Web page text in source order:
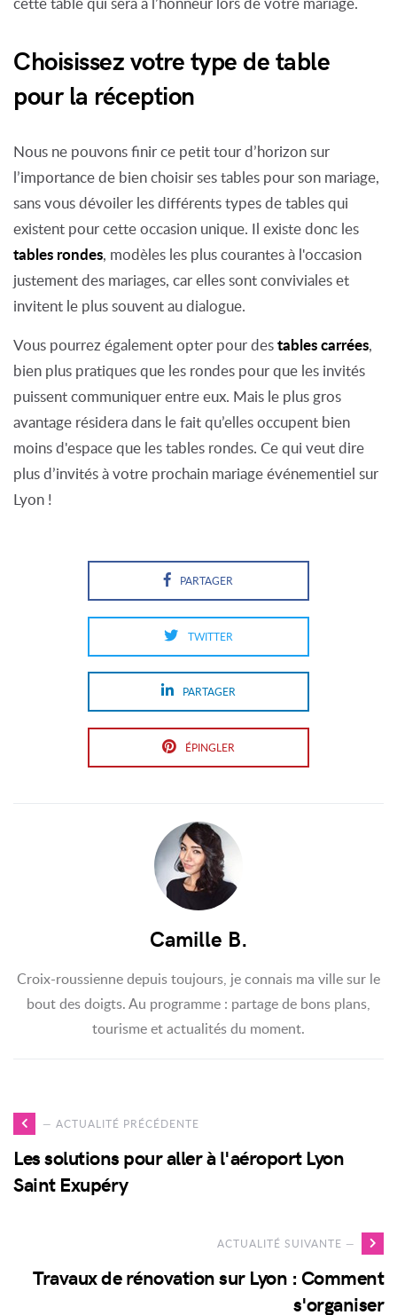
Choisissez votre type de table
pour la réception
Nous ne pouvons finir ce petit tour d’horizon sur
l’importance de bien choisir ses tables pour son mariage,
sans vous dévoiler les différents types de tables qui
existent pour cette occasion unique. Il existe donc les
tables rondes, modèles les plus courantes à l'occasion
justement des mariages, car elles sont conviviales et
invitent le plus souvent au dialogue.
Vous pourrez également opter pour destables carrées,
bien plus pratiques que les rondes pour que les invités
puissent communiquer entre eux. Mais le plus gros
avantage résidera dans le fait qu’elles occupent bien
moins d'espace que les tables rondes. Ce qui veut dire
plus d’invités à votre prochain mariage événementiel sur
Lyon !
PARTAGER
TWITTER
PARTAGER
ÉPINGLER
Camille B.
Croix-roussienne depuis toujours, je connais ma ville sur le
bout des doigts. Au programme : partage de bons plans,
tourisme et actualités du moment.
En
savoir
plus
sur
B.
— ACTUALITÉ PRÉCÉDENTE
Les solutions pour aller à l'aéroport Lyon
Saint Exupéry
Voir
l'actualité
Les
ACTUALITÉ SUIVANTE —
Travaux de rénovation sur Lyon : Comment
s'organiser